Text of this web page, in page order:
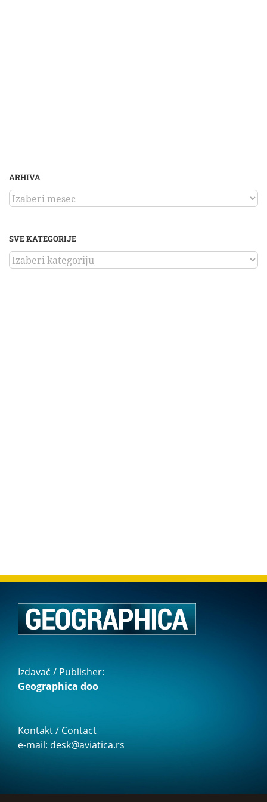
ARHIVA
ARHIVA
SVE KATEGORIJE
SVE
KATEGORIJE
Izdavač / Publisher:
Geographica doo
Kontakt / Contact
e-mail: desk@aviatica.rs